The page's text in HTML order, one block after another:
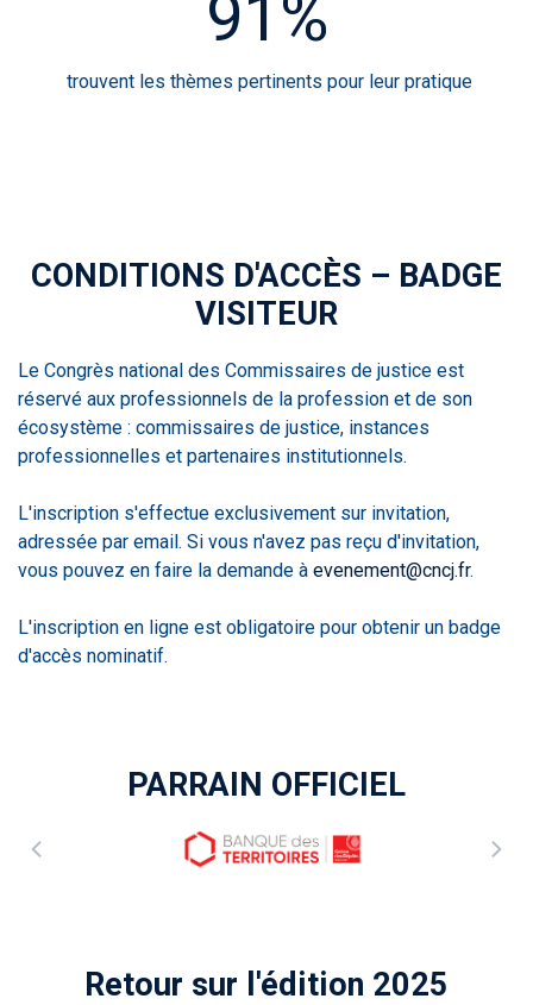
91%
trouvent les thèmes pertinents pour leur pratique
CONDITIONS D'ACCÈS – BADGE
VISITEUR
Le Congrès national des Commissaires de justice est
réservé aux professionnels de la profession et de son
écosystème : commissaires de justice, instances
professionnelles et partenaires institutionnels.
L'inscription s'effectue exclusivement sur invitation,
adressée par email. Si vous n'avez pas reçu d'invitation,
vous pouvez en faire la demande à evenement@cncj.fr.
L'inscription en ligne est obligatoire pour obtenir un badge
d'accès nominatif.
PARRAIN OFFICIEL
Retour sur l'édition 2025